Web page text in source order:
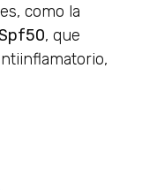
como la
, que